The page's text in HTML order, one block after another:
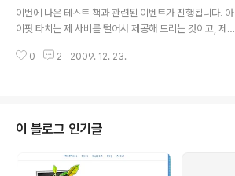
이번에 나온 테스트 책과 관련된 이벤트가 진행됩니다. 아
이팟 타치는 제 사비를 털어서 제공해 드리는 것이고, 제가
면 약간 내부의 조작이 있다고 생각할 수도 있지만, 그러한
달 Yes24 상품권을 제공해 주기 때~문에~~) 실제 링크
도 이제 걸렸네요. http://www.yes24.com/Event/01_
Book/2009/OT1221Hanb.aspx?CategoryNumb
er=001
0 2 2009. 12. 23.
이 블로그 인기글